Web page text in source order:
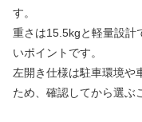
す。
重さは15.5kgと軽量設計
いポイントです。
左開き仕様は駐車環境や
ため、確認してから選ぶ